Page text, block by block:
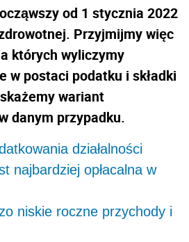
od 1 stycznia 2022
Przyjmijmy więc
których wyliczymy
w postaci podatku i składki
wariant
danym przypadku.
działalności
najbardziej opłacalna w
niskie roczne przychody i